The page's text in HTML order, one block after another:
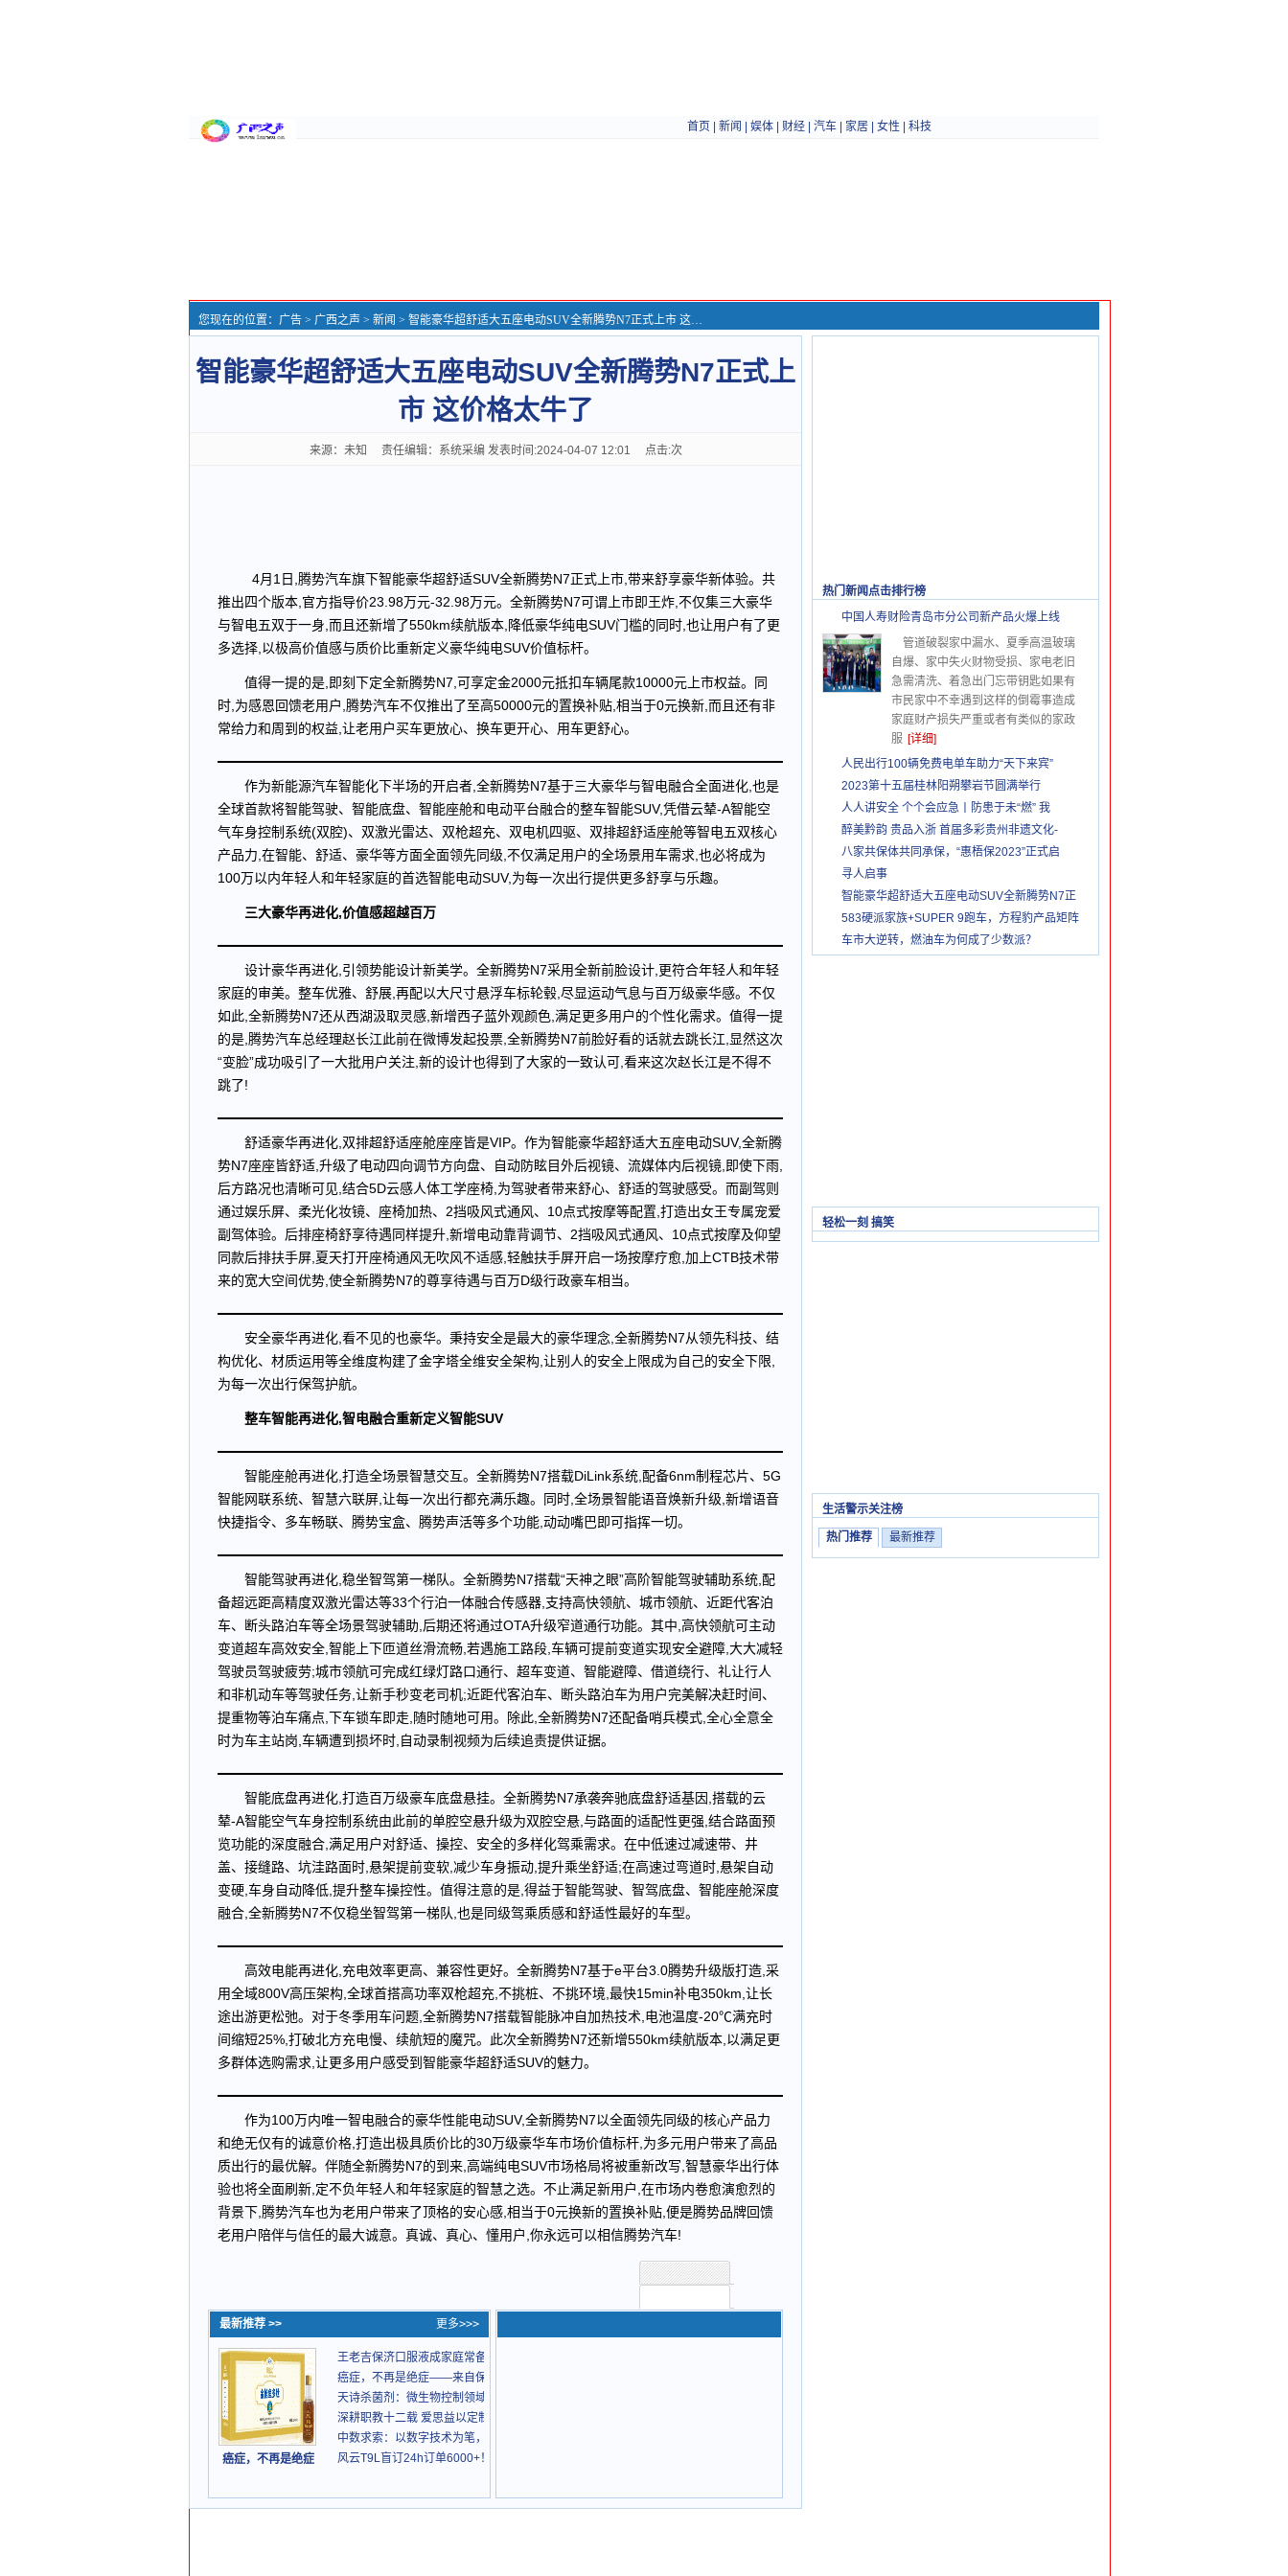
首页 新闻 娱体 财经 汽车 家居 女性 科技
您现在的位置： 广告 > 广西之声 > 新闻 > 智能豪华超舒适大五座电动SUV全新腾势N7正式上市 这价格太牛了
智能豪华超舒适大五座电动SUV全新腾势N7正式上
市 这价格太牛了
来源：未知 责任编辑：系统采编 发表时间:2024-04-07 12:01 点击:次
4月1日,腾势汽车旗下智能豪华超舒适SUV全新腾势N7正式上市,带来舒享豪华新体验。共
推出四个版本,官方指导价23.98万元-32.98万元。全新腾势N7可谓上市即王炸,不仅集三大豪华
与智电五双于一身,而且还新增了550km续航版本,降低豪华纯电SUV门槛的同时,也让用户有了更
多选择,以极高价值感与质价比重新定义豪华纯电SUV价值标杆。
值得一提的是,即刻下定全新腾势N7,可享定金2000元抵扣车辆尾款10000元上市权益。同
时,为感恩回馈老用户,腾势汽车不仅推出了至高50000元的置换补贴,相当于0元换新,而且还有非
常给力和周到的权益,让老用户买车更放心、换车更开心、用车更舒心。
作为新能源汽车智能化下半场的开启者,全新腾势N7基于三大豪华与智电融合全面进化,也是
全球首款将智能驾驶、智能底盘、智能座舱和电动平台融合的整车智能SUV,凭借云辇-A智能空
气车身控制系统(双腔)、双激光雷达、双枪超充、双电机四驱、双排超舒适座舱等智电五双核心
产品力,在智能、舒适、豪华等方面全面领先同级,不仅满足用户的全场景用车需求,也必将成为
100万以内年轻人和年轻家庭的首选智能电动SUV,为每一次出行提供更多舒享与乐趣。
三大豪华再进化,价值感超越百万
设计豪华再进化,引领势能设计新美学。全新腾势N7采用全新前脸设计,更符合年轻人和年轻
家庭的审美。整车优雅、舒展,再配以大尺寸悬浮车标轮毂,尽显运动气息与百万级豪华感。不仅
如此,全新腾势N7还从西湖汲取灵感,新增西子蓝外观颜色,满足更多用户的个性化需求。值得一提
的是,腾势汽车总经理赵长江此前在微博发起投票,全新腾势N7前脸好看的话就去跳长江,显然这次
“变脸”成功吸引了一大批用户关注,新的设计也得到了大家的一致认可,看来这次赵长江是不得不
跳了!
舒适豪华再进化,双排超舒适座舱座座皆是VIP。作为智能豪华超舒适大五座电动SUV,全新腾
势N7座座皆舒适,升级了电动四向调节方向盘、自动防眩目外后视镜、流媒体内后视镜,即使下雨,
后方路况也清晰可见,结合5D云感人体工学座椅,为驾驶者带来舒心、舒适的驾驶感受。而副驾则
通过娱乐屏、柔光化妆镜、座椅加热、2挡吸风式通风、10点式按摩等配置,打造出女王专属宠爱
副驾体验。后排座椅舒享待遇同样提升,新增电动靠背调节、2挡吸风式通风、10点式按摩及仰望
同款后排扶手屏,夏天打开座椅通风无吹风不适感,轻触扶手屏开启一场按摩疗愈,加上CTB技术带
来的宽大空间优势,使全新腾势N7的尊享待遇与百万D级行政豪车相当。
安全豪华再进化,看不见的也豪华。秉持安全是最大的豪华理念,全新腾势N7从领先科技、结
构优化、材质运用等全维度构建了金字塔全维安全架构,让别人的安全上限成为自己的安全下限,
为每一次出行保驾护航。
整车智能再进化,智电融合重新定义智能SUV
智能座舱再进化,打造全场景智慧交互。全新腾势N7搭载DiLink系统,配备6nm制程芯片、5G
智能网联系统、智慧六联屏,让每一次出行都充满乐趣。同时,全场景智能语音焕新升级,新增语音
快捷指令、多车畅联、腾势宝盒、腾势声活等多个功能,动动嘴巴即可指挥一切。
智能驾驶再进化,稳坐智驾第一梯队。全新腾势N7搭载“天神之眼”高阶智能驾驶辅助系统,配
备超远距高精度双激光雷达等33个行泊一体融合传感器,支持高快领航、城市领航、近距代客泊
车、断头路泊车等全场景驾驶辅助,后期还将通过OTA升级窄道通行功能。其中,高快领航可主动
变道超车高效安全,智能上下匝道丝滑流畅,若遇施工路段,车辆可提前变道实现安全避障,大大减轻
驾驶员驾驶疲劳;城市领航可完成红绿灯路口通行、超车变道、智能避障、借道绕行、礼让行人
和非机动车等驾驶任务,让新手秒变老司机;近距代客泊车、断头路泊车为用户完美解决赶时间、
提重物等泊车痛点,下车锁车即走,随时随地可用。除此,全新腾势N7还配备哨兵模式,全心全意全
时为车主站岗,车辆遭到损坏时,自动录制视频为后续追责提供证据。
智能底盘再进化,打造百万级豪车底盘悬挂。全新腾势N7承袭奔驰底盘舒适基因,搭载的云
辇-A智能空气车身控制系统由此前的单腔空悬升级为双腔空悬,与路面的适配性更强,结合路面预
览功能的深度融合,满足用户对舒适、操控、安全的多样化驾乘需求。在中低速过减速带、井
盖、接缝路、坑洼路面时,悬架提前变软,减少车身振动,提升乘坐舒适;在高速过弯道时,悬架自动
变硬,车身自动降低,提升整车操控性。值得注意的是,得益于智能驾驶、智驾底盘、智能座舱深度
融合,全新腾势N7不仅稳坐智驾第一梯队,也是同级驾乘质感和舒适性最好的车型。
高效电能再进化,充电效率更高、兼容性更好。全新腾势N7基于e平台3.0腾势升级版打造,采
用全域800V高压架构,全球首搭高功率双枪超充,不挑桩、不挑环境,最快15min补电350km,让长
途出游更松弛。对于冬季用车问题,全新腾势N7搭载智能脉冲自加热技术,电池温度-20℃满充时
间缩短25%,打破北方充电慢、续航短的魔咒。此次全新腾势N7还新增550km续航版本,以满足更
多群体选购需求,让更多用户感受到智能豪华超舒适SUV的魅力。
作为100万内唯一智电融合的豪华性能电动SUV,全新腾势N7以全面领先同级的核心产品力
和绝无仅有的诚意价格,打造出极具质价比的30万级豪华车市场价值标杆,为多元用户带来了高品
质出行的最优解。伴随全新腾势N7的到来,高端纯电SUV市场格局将被重新改写,智慧豪华出行体
验也将全面刷新,定不负年轻人和年轻家庭的智慧之选。不止满足新用户,在市场内卷愈演愈烈的
背景下,腾势汽车也为老用户带来了顶格的安心感,相当于0元换新的置换补贴,便是腾势品牌回馈
老用户陪伴与信任的最大诚意。真诚、真心、懂用户,你永远可以相信腾势汽车!
最新推荐 >> 更多>>>
癌症，不再是绝症
王老吉保济口服液成家庭常备药
癌症，不再是绝症——来自保抵力中医现代化的康复希望
天诗杀菌剂：微生物控制领域的绿色创新与专业守护
深耕职教十二载 爱思益以定制化服务点亮青年职业未来
中数求索：以数字技术为笔，绘就智慧工程新蓝图
风云T9L盲订24h订单6000+！奇瑞AI之夜亮出智能新王牌
热门新闻点击排行榜
中国人寿财险青岛市分公司新产品火爆上线
管道破裂家中漏水、夏季高温玻璃
自爆、家中失火财物受损、家电老旧
急需清洗、着急出门忘带钥匙如果有
市民家中不幸遇到这样的倒霉事造成
家庭财产损失严重或者有类似的家政
服 [详细]
人民出行100辆免费电单车助力“天下来宾”
2023第十五届桂林阳朔攀岩节圆满举行
人人讲安全 个个会应急丨防患于未“燃” 我
醉美黔韵 贵品入浙 首届多彩贵州非遗文化-
八家共保体共同承保，“惠梧保2023”正式启
寻人启事
智能豪华超舒适大五座电动SUV全新腾势N7正
583硬派家族+SUPER 9跑车，方程豹产品矩阵
车市大逆转，燃油车为何成了少数派？
轻松一刻 搞笑
生活警示关注榜
热门推荐 最新推荐